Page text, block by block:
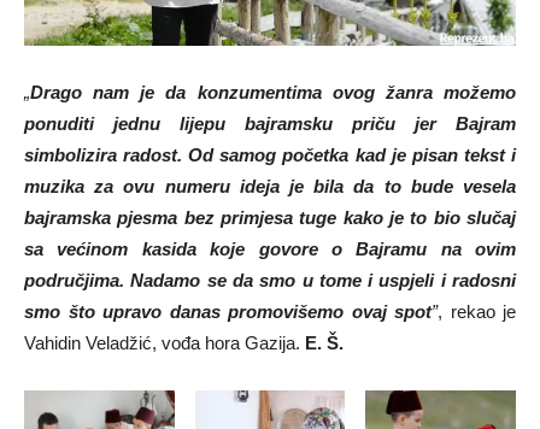
„Drago nam je da konzumentima ovog žanra možemo
ponuditi jednu lijepu bajramsku priču jer Bajram
simbolizira radost. Od samog početka kad je pisan tekst i
muzika za ovu numeru ideja je bila da to bude vesela
bajramska pjesma bez primjesa tuge kako je to bio slučaj
sa većinom kasida koje govore o Bajramu na ovim
područjima. Nadamo se da smo u tome i uspjeli i radosni
smo što upravo danas promovišemo ovaj spot”, rekao je
Vahidin Veladžić, vođa hora Gazija. E. Š.